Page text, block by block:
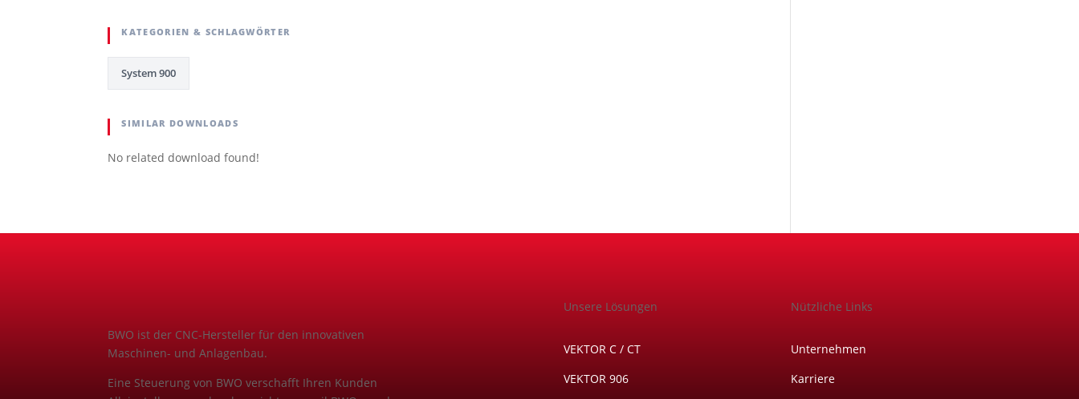
KATEGORIEN & SCHLAGWÖRTER
System 900
SIMILAR DOWNLOADS
No related download found!
BWO ist der CNC-Hersteller für den innovativen
Maschinen- und Anlagenbau.
Eine Steuerung von BWO verschafft Ihren Kunden
Unsere Lösungen
VEKTOR C / CT
VEKTOR 906
Nützliche Links
Unternehmen
Karriere